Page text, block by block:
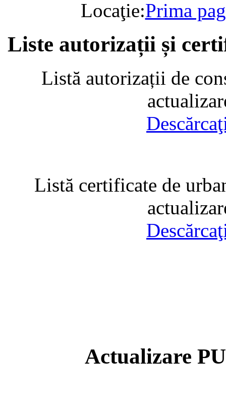
Locaţie:Prima
Liste autorizații și
Listă autorizații de
Listă certificate de
Actualizare